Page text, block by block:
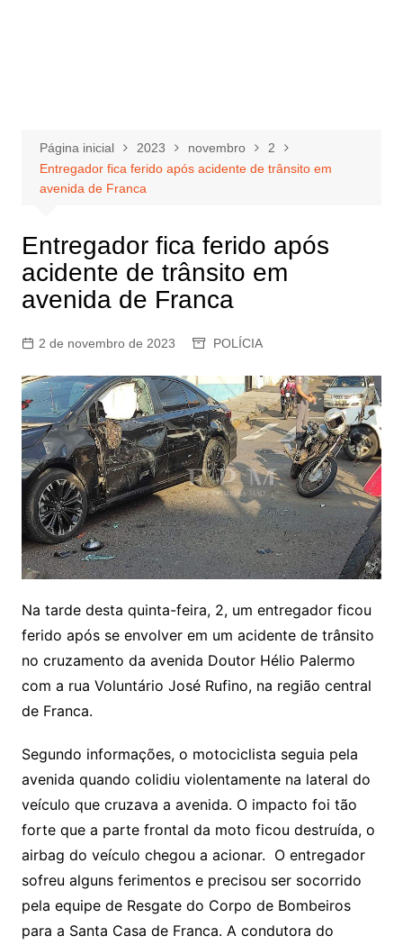
Página inicial 2023 novembro
2
Entregador fica ferido após acidente de trânsito em
avenida de Franca
Entregador fica ferido após
acidente de trânsito em
avenida de Franca
2 de novembro de 2023 POLÍCIA
Na tarde desta quinta-feira, 2, um entregador ficou
ferido após se envolver em um acidente de trânsito
no cruzamento da avenida Doutor Hélio Palermo
com a rua Voluntário José Rufino, na região central
de Franca.
Segundo informações, o motociclista seguia pela
avenida quando colidiu violentamente na lateral do
veículo que cruzava a avenida. O impacto foi tão
forte que a parte frontal da moto ficou destruída, o
airbag do veículo chegou a acionar. O entregador
sofreu alguns ferimentos e precisou ser socorrido
pela equipe de Resgate do Corpo de Bombeiros
para a Santa Casa de Franca. A condutora do